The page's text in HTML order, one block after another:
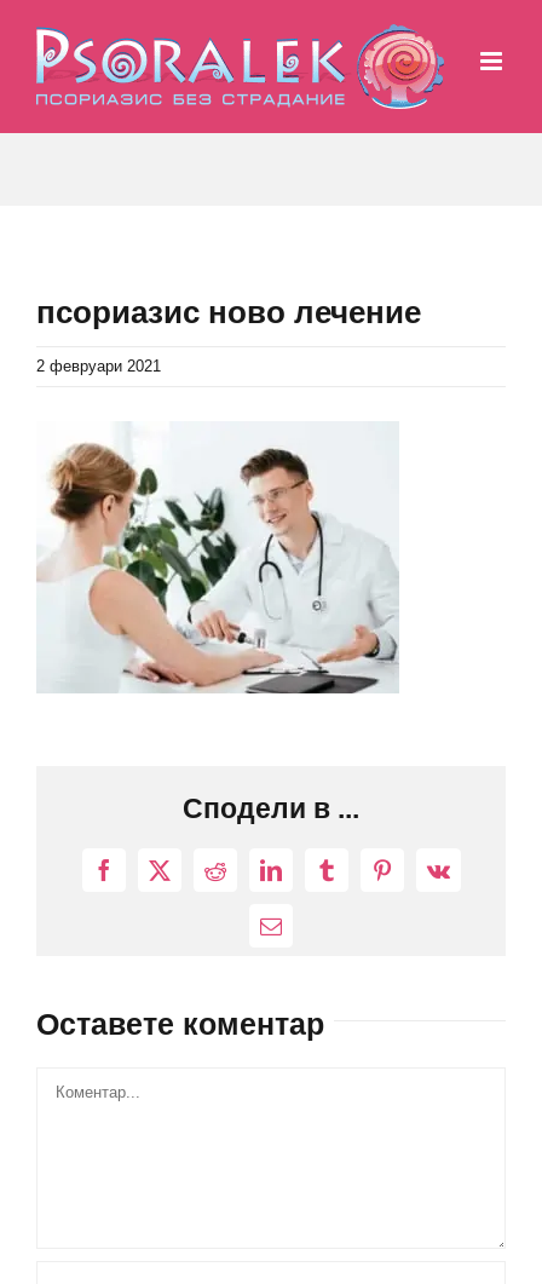
content
псориазис ново лечение
2 февруари 2021
Сподели в ...
Facebook
X RedditLinkedInTumblrPinterest
Vk
Електронна
Оставете коментар